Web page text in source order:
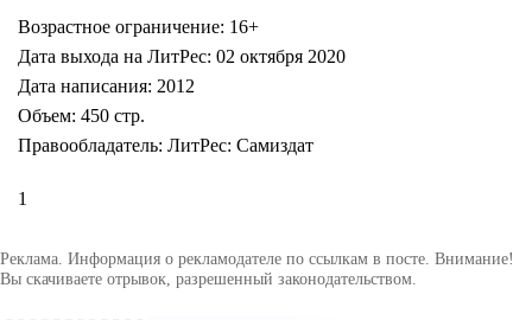
Возрастное ограничение: 16+
Дата выхода на ЛитРес: 02 октября 2020
Дата написания: 2012
Объем: 450 стр.
Правообладатель: ЛитРес: Самиздат
1
Реклама. Информация о рекламодателе по ссылкам в посте. Внимание!
Вы скачиваете отрывок, разрешенный законодательством.